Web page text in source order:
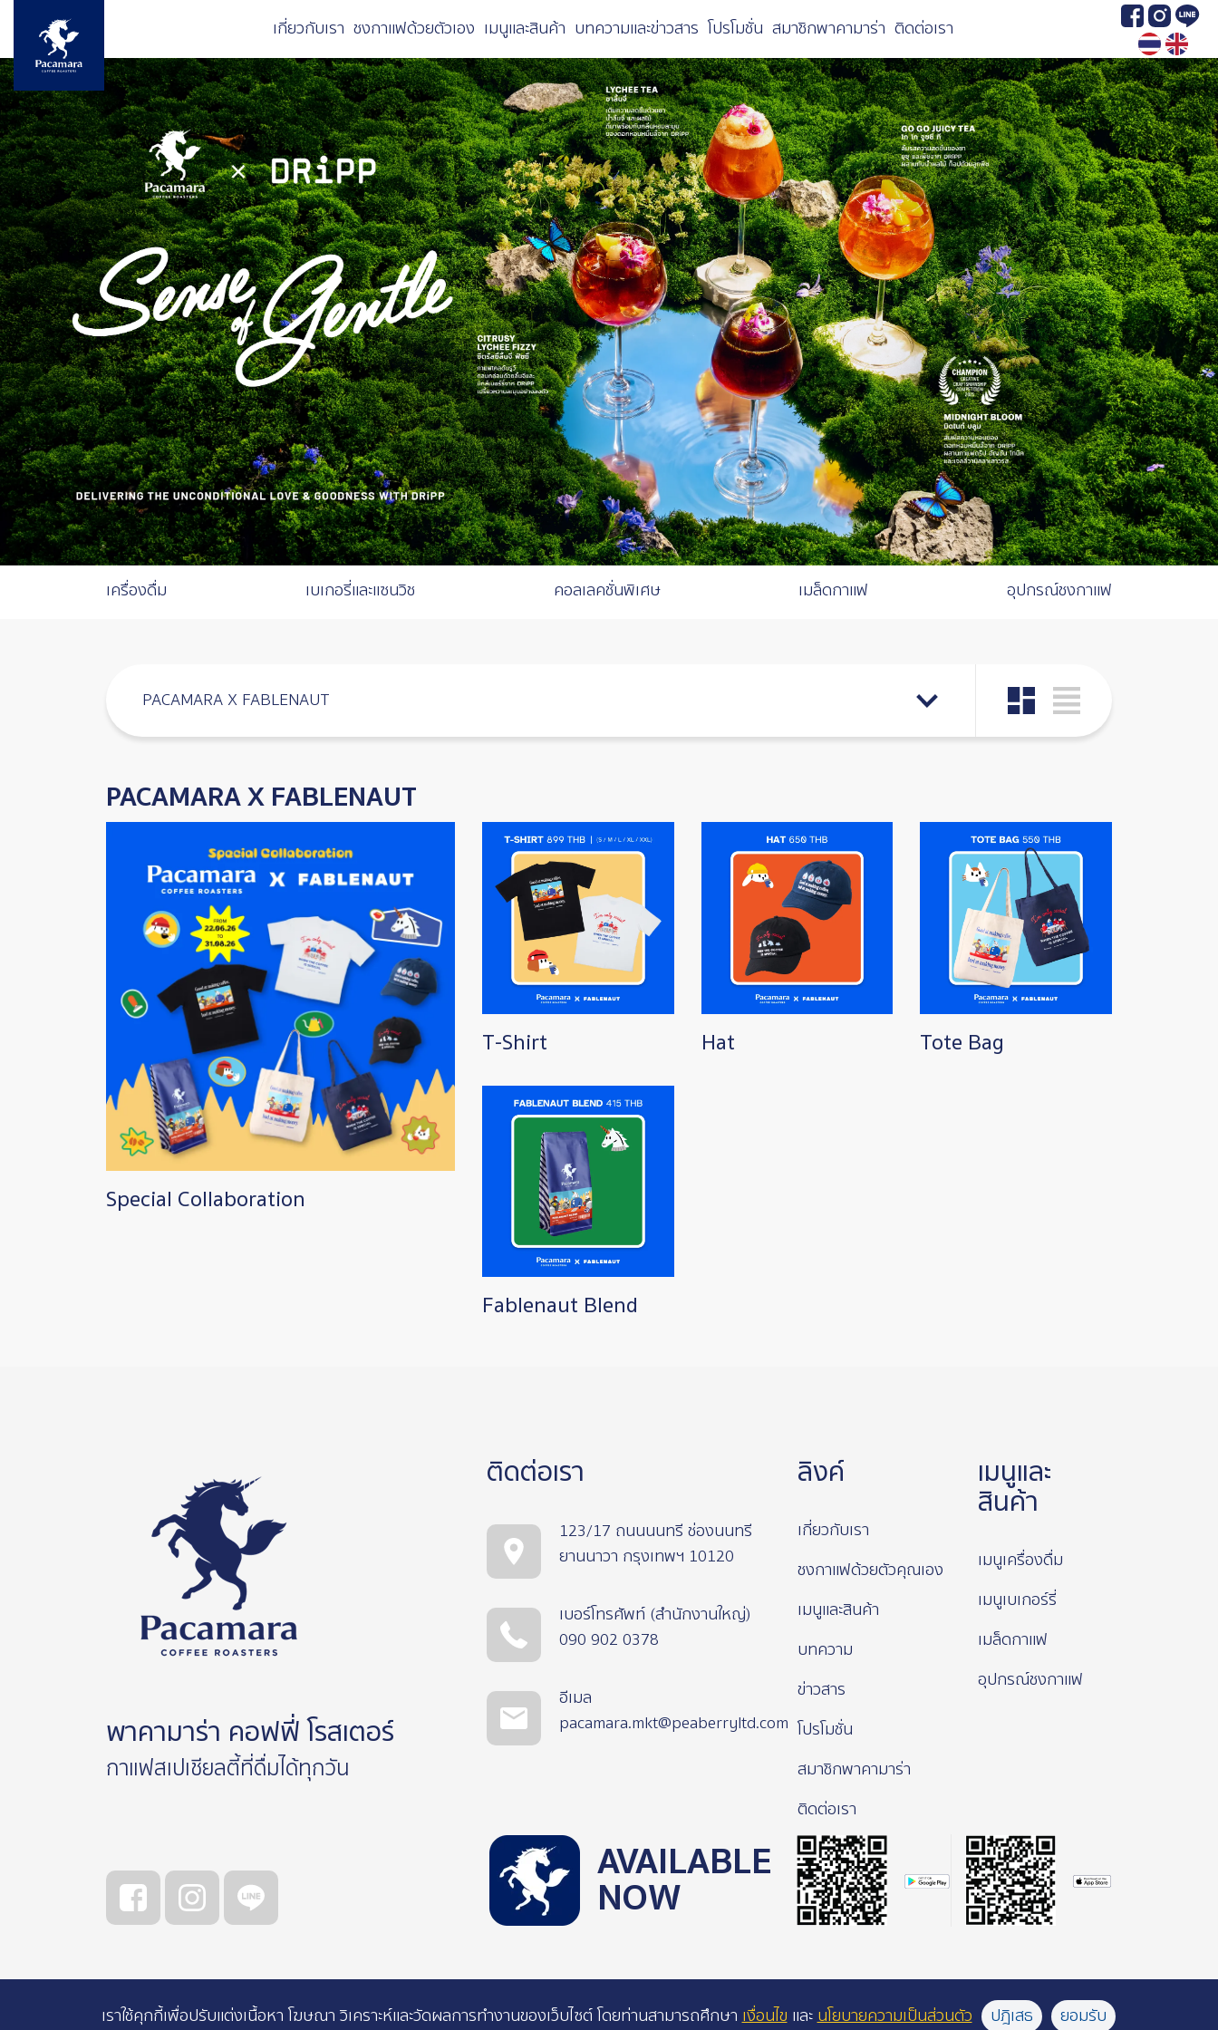
ข้ามไปยังเนื้อหาหลัก
เกี่ยวกับเรา ชงกาแฟด้วยตัวเอง เมนูและสินค้า บทความและข่าวสาร โปรโมชั่น สมาชิกพาคามาร่า ติดต่อเรา
ImageImageImage
Image
Image
Image
Image
Catalog Menu
เครื่องดื่ม เบเกอรี่และแซนวิช คอลเลคชั่นพิเศษ เมล็ดกาแฟ อุปกรณ์ชงกาแฟ
PACAMARA X FABLENAUT
PACAMARA X FABLENAUT
Special Collaboration
Image
T-Shirt Hat Tote Bag
Image
Fablenaut Blend
พาคามาร่า คอฟฟี่ โรสเตอร์
กาแฟสเปเชียลตี้ที่ดื่มได้ทุกวัน
ติดต่อเรา
123/17 ถนนนนทรี ช่องนนทรี
ยานนาวา กรุงเทพฯ 10120
เบอร์โทรศัพท์ (สำนักงานใหญ่)
090 902 0378
อีเมล
pacamara.mkt@peaberryltd.com
ลิงค์
เกี่ยวกับเรา
ชงกาแฟด้วยตัวคุณเอง
เมนูและสินค้า
บทความ
ข่าวสาร
โปรโมชั่น
สมาชิกพาคามาร่า
ติดต่อเรา
เมนูและ
สินค้า
เมนูเครื่องดื่ม
เมนูเบเกอร์รี่
เมล็ดกาแฟ
อุปกรณ์ชงกาแฟ
AVAILABLE
NOW
เราใช้คุกกี้เพื่อปรับแต่งเนื้อหา โฆษณา วิเคราะห์และวัดผลการทำงานของเว็บไซต์ โดยท่านสามารถศึกษาเงื่อนไขและนโยบายความเป็นส่วนตัว ปฎิเสธ ยอมรับ